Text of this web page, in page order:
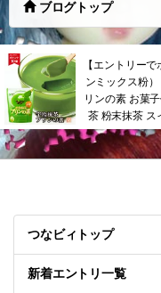
ブログトップ
【エントリー
ンミックス粉
リンの素 お菓
茶 粉末抹茶 ス
つなビィトップ
新着エントリ一覧